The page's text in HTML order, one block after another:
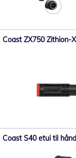
Coast ZX750 Zithion-
Coast S40 etui til